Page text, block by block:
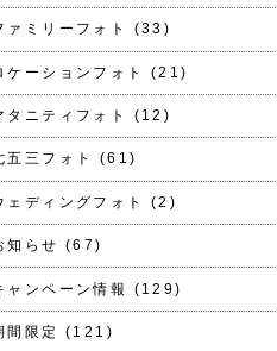
ァミリーフォト (33)
ケーションフォト (21)
タニティフォト (12)
五三フォト (61)
ェディングフォト (2)
知らせ (67)
ャンペーン情報 (129)
間限定 (121)